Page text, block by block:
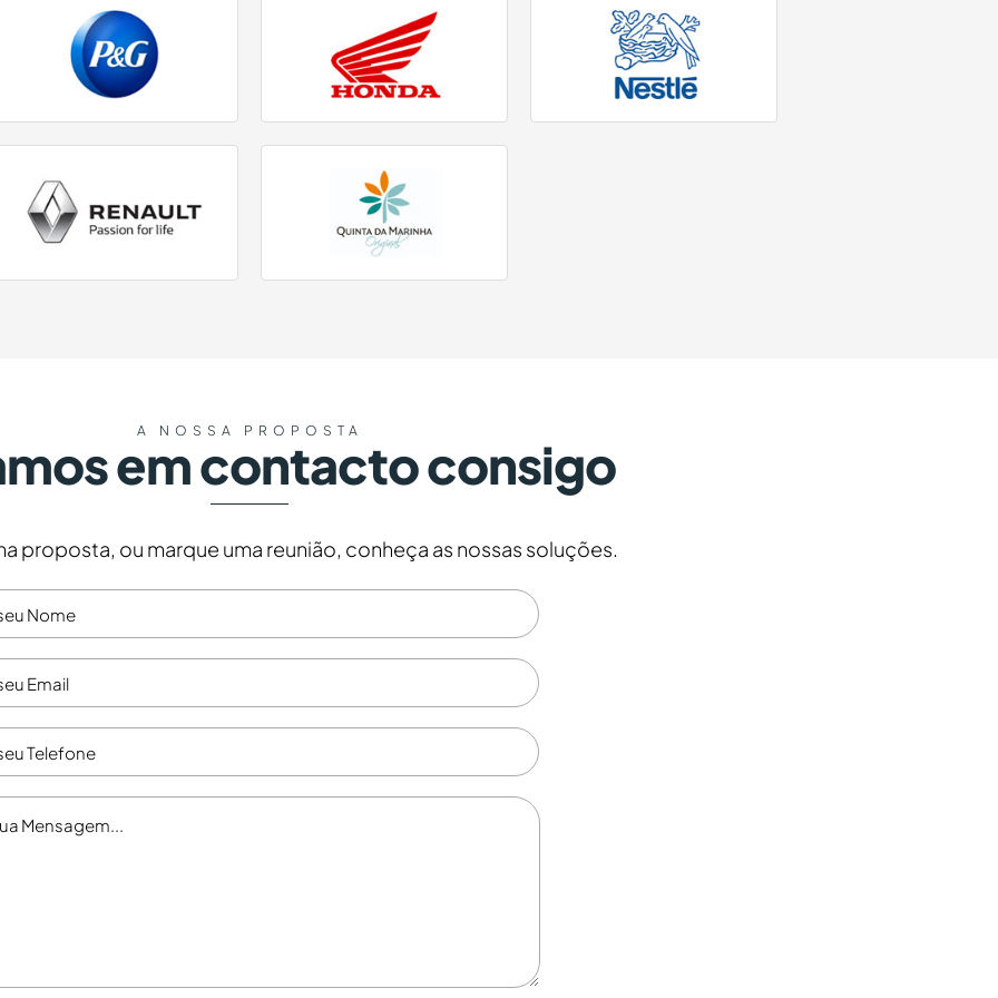
A NOSSA PROPOSTA
em contacto consigo
proposta, ou marque uma reunião, conheça as nossas soluções.